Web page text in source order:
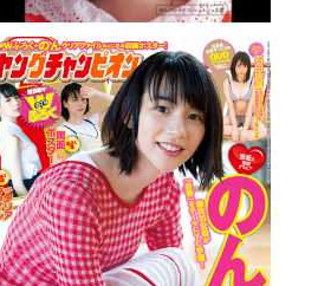
カルチャー誌『BRUTUS』の表紙にのん
が登場！ 320の今観るべき映画と出合
える映画特集